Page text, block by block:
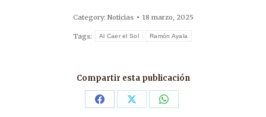
Category: Noticias 18 marzo, 2025
Tags: Al Caer el Sol Ramón Ayala
Compartir esta publicación
Share Share Share